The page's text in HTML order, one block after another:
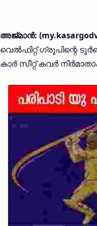
അജ്‌മാൻ:
വെൽഫിറ്റ് ഗ്രൂപിന്റെ
കാർ സീറ്റ് കവർ